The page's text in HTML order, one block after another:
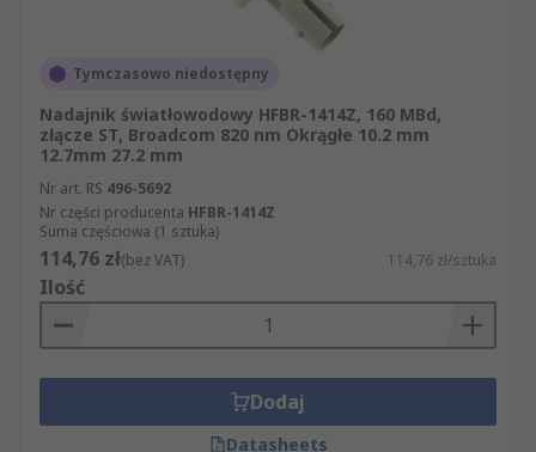
Tymczasowo niedostępny
Nadajnik światłowodowy HFBR-1414Z, 160 MBd,
złącze ST, Broadcom 820 nm Okrągłe 10.2 mm
12.7mm 27.2 mm
Nr art. RS 496-5692
Nr części producenta HFBR-1414Z
Suma częściowa (1 sztuka)
114,76 zł(bez VAT) 114,76 zł/sztuka
Ilość
Dodaj
Datasheets